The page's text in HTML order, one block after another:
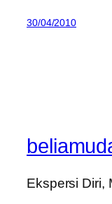
30/04/2010
Ekspersi Diri,